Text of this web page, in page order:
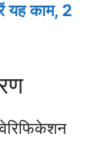
यह काम, 2